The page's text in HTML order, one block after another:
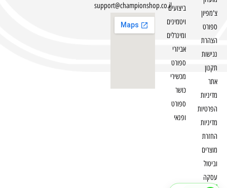
צ'מפיון
ספורט
הצהרת
נגישות
תקנון
אתר
מדיניות
הפרטיות
מדיניות
החזרת
מוצרים
וביטול
עסקה
ביצועים
ויטמינים
ומינרלים
אביזרי
ספורט
מכשירי
כושר
ספורט
ופנאי
support@championshop.co.il